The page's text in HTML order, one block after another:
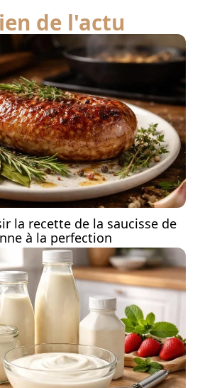
de l'actu
la recette de la saucisse de
à la perfection